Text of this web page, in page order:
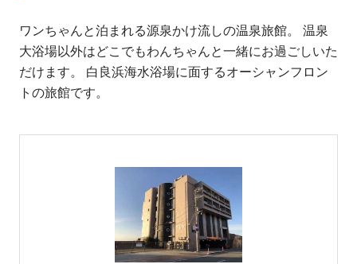
ワンちゃんと泊まれる源泉かけ流しの温泉旅館。 温泉
大浴場以外はどこでもわんちゃんと一緒にお過ごしいた
だけます。 白良浜海水浴場に面するオーシャンフロン
トの旅館です。